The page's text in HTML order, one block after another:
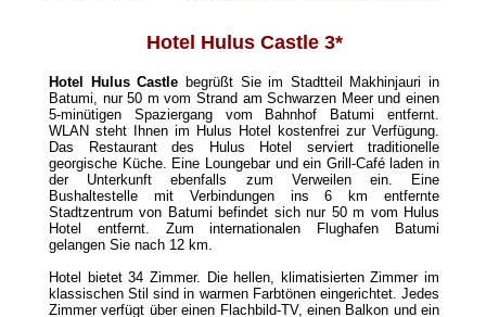
Hotel Hulus Castle 3*
Hotel HulusCastle begrüßt Sie im Stadtteil Makhinjauri in
Batumi, nur 50 m vom Strand am Schwarzen Meer und einen
5-minütigen Spaziergang vom Bahnhof Batumi entfernt.
WLAN steht Ihnen im Hulus Hotel kostenfrei zur Verfügung.
Das Restaurant des Hulus Hotel serviert traditionelle
georgische Küche. Eine Loungebar und ein Grill-Café laden in
der Unterkunft ebenfalls zum Verweilen ein. Eine
Bushaltestelle mit Verbindungen ins 6 km entfernte
Stadtzentrum von Batumi befindet sich nur 50 m vom Hulus
Hotel entfernt. Zum internationalen Flughafen Batumi
gelangen Sie nach 12 km.
Hotel bietet 34 Zimmer. Die hellen, klimatisierten Zimmer im
klassischen Stil sind in warmen Farbtönen eingerichtet. Jedes
Zimmer verfügt über einen Flachbild-TV, einen Balkon und ein